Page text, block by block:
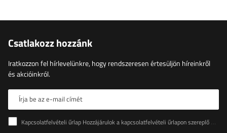
Csatlakozz hozzánk
Iratkozzon fel hírlevelünkre, hogy rendszeresen értesüljön híreinkről
és akcióinkról.
Írja be az e-mail címét
Kapcsolatfelvételi űrlap Hozzájárulok a kapcsolatfelvételi űrlapon szereplő személyes adataimnak az Európai Parlament és a Tanács (EU) rendeletével összhangban történő kezeléséhez